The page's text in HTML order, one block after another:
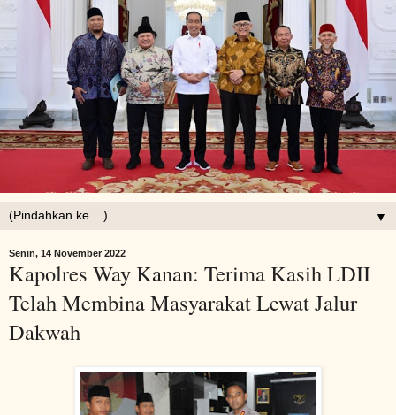
▼
Senin, 14 November 2022
Kapolres Way Kanan: Terima Kasih LDII
Telah Membina Masyarakat Lewat Jalur
Dakwah